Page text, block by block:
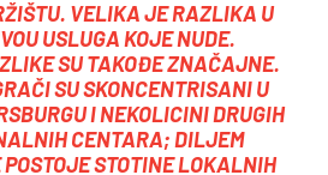
VELIKA JE RAZLIKA U
USLUGA KOJE NUDE.
SU TAKOĐE ZNAČAJNE.
SU SKONCENTRISANI U
I NEKOLICINI DRUGIH
CENTARA; DILJEM
STOTINE LOKALNIH